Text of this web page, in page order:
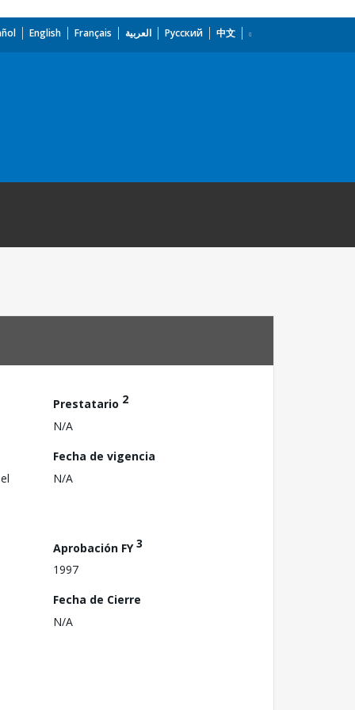
English Français العربية Русский 中文
Prestatario 2
N/A
Fecha de vigencia
N/A
Aprobación FY3
1997
Fecha de Cierre
N/A